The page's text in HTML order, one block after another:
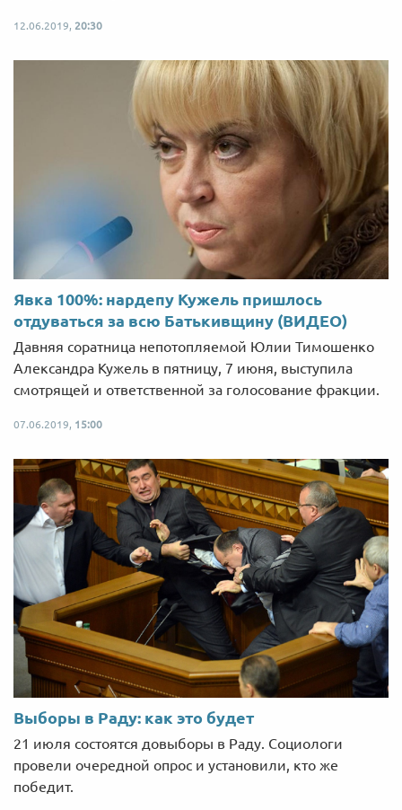
12.06.2019, 20:30
Явка 100%: нардепу Кужель пришлось
отдуваться за всю Батькивщину (ВИДЕО)
Давняя соратница непотопляемой Юлии Тимошенко
Александра Кужель в пятницу, 7 июня, выступила
смотрящей и ответственной за голосование фракции.
07.06.2019, 15:00
Выборы в Раду: как это будет
21 июля состоятся довыборы в Раду. Социологи
провели очередной опрос и установили, кто же
победит.